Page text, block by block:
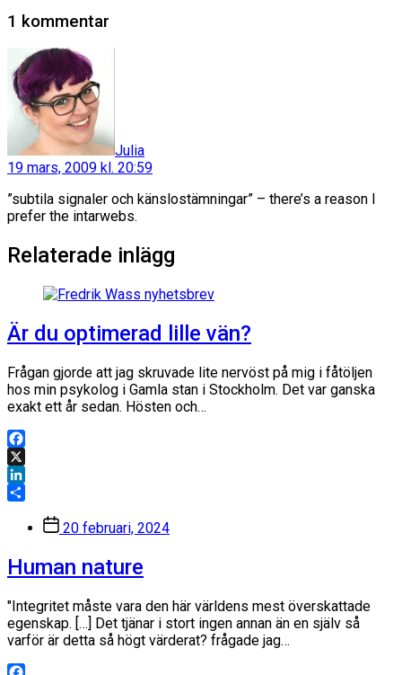
1 kommentar
Julia
19 mars, 2009 kl. 20:59
”subtila signaler och känslostämningar” – there’s a reason I
prefer the intarwebs.
Relaterade inlägg
Är du optimerad lille vän?
Frågan gjorde att jag skruvade lite nervöst på mig i fåtöljen
hos min psykolog i Gamla stan i Stockholm. Det var ganska
exakt ett år sedan. Hösten och…
Facebook
X
LinkedIn
Inläggsdatum
20 februari, 2024
Human nature
"Integritet måste vara den här världens mest överskattade
egenskap. […] Det tjänar i stort ingen annan än en själv så
varför är detta så högt värderat? frågade jag…